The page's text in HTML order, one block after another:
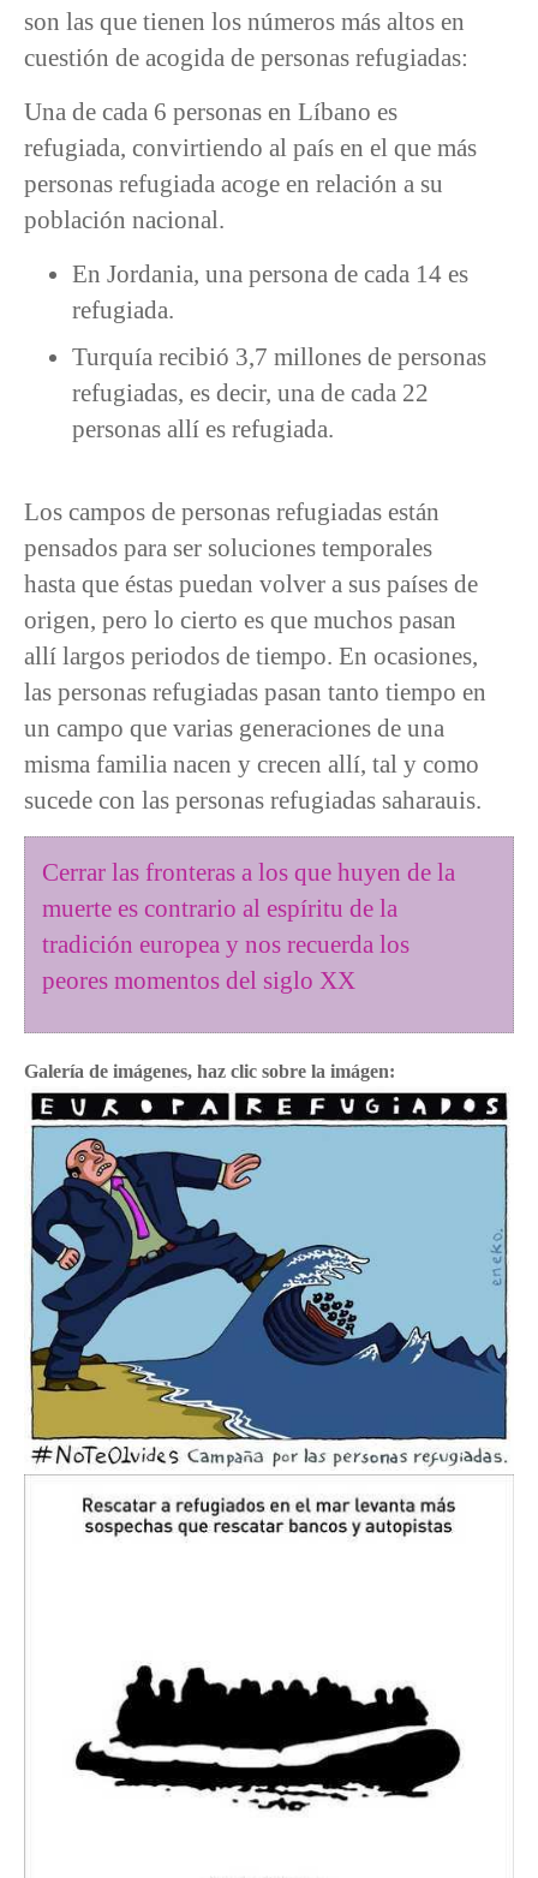
son las que tienen los números más altos en
cuestión de acogida de personas refugiadas:
Una de cada 6 personas en Líbano es
refugiada, convirtiendo al país en el que más
personas refugiada acoge en relación a su
población nacional.
En Jordania, una persona de cada 14 es
refugiada.
Turquía recibió 3,7 millones de personas
refugiadas, es decir, una de cada 22
personas allí es refugiada.
Los campos de personas refugiadas están
pensados para ser soluciones temporales
hasta que éstas puedan volver a sus países de
origen, pero lo cierto es que muchos pasan
allí largos periodos de tiempo. En ocasiones,
las personas refugiadas pasan tanto tiempo en
un campo que varias generaciones de una
misma familia nacen y crecen allí, tal y como
sucede con las personas refugiadas saharauis.
Cerrar las fronteras a los que huyen de la
muerte es contrario al espíritu de la
tradición europea y nos recuerda los
peores momentos del siglo XX
Galería de imágenes, haz clic sobre la imágen: